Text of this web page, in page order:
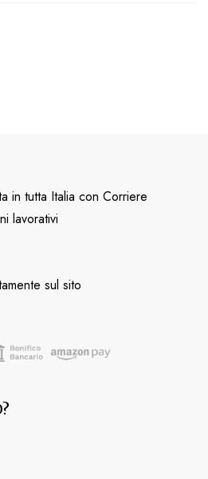
in tutta Italia con Corriere
lavorativi
sul sito